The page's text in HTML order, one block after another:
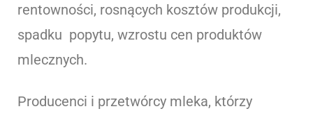
rentowności, rosnących kosztów produkcji,
spadku popytu, wzrostu cen produktów
mlecznych.
Producenci i przetwórcy mleka, którzy